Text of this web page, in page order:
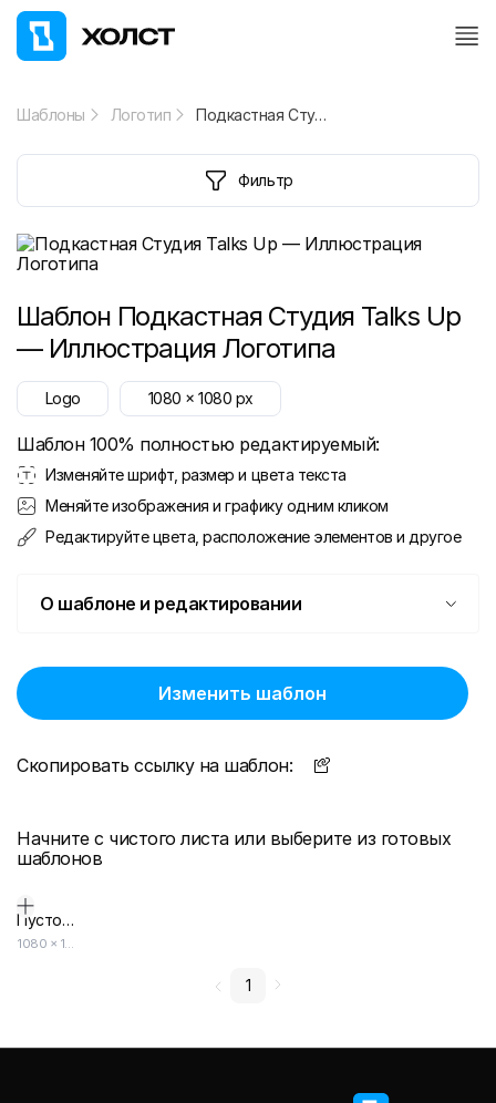
Шаблоны Логотип Подкастная Студия Talks Up — Иллюстрация Логотипа
Фильтр
Шаблон Подкастная Студия Talks Up
— Иллюстрация Логотипа
Logo 1080 x1080 px
Шаблон 100% полностью редактируемый:
Изменяйте шрифт, размер и цвета текста
Меняйте изображения и графику одним кликом
Редактируйте цвета, расположение элементов и другое
О шаблоне и редактировании
Изменить шаблон
Скопировать ссылку на шаблон:
Начните с чистого листа или выберите из готовых
шаблонов
Пустой дизайн-макет
1080 × 1080
1